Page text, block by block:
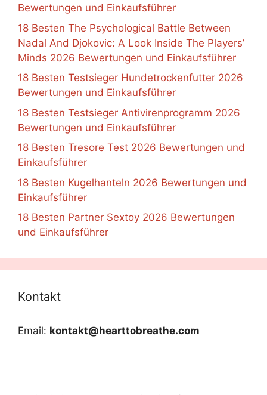
Bewertungen und Einkaufsführer
18 Besten The Psychological Battle Between
Nadal And Djokovic: A Look Inside The Players’
Minds 2026 Bewertungen und Einkaufsführer
18 Besten Testsieger Hundetrockenfutter 2026
Bewertungen und Einkaufsführer
18 Besten Testsieger Antivirenprogramm 2026
Bewertungen und Einkaufsführer
18 Besten Tresore Test 2026 Bewertungen und
Einkaufsführer
18 Besten Kugelhanteln 2026 Bewertungen und
Einkaufsführer
18 Besten Partner Sextoy 2026 Bewertungen
und Einkaufsführer
Kontakt
Email: kontakt@hearttobreathe.com